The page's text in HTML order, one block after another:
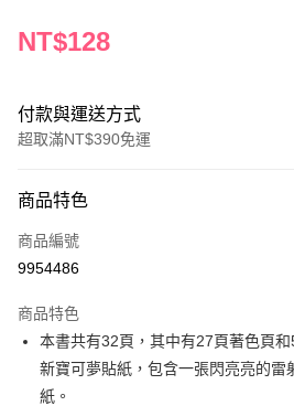
NT$128
付款與運送方式
超取滿NT$390免運
POYA支付
信用卡一次付款
LINE Pay
Apple Pay
商品特色
商品編號
9954486
商品特色
本書共有32頁，其中有27頁著色頁
新寶可夢貼紙，包含一張閃亮亮的雷
紙。